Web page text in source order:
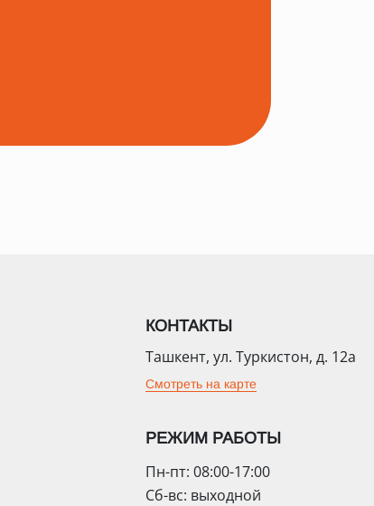
КОНТАКТЫ
Ташкент, ул. Туркистон, д. 12а
Смотреть на карте
РЕЖИМ РАБОТЫ
Пн-пт: 08:00-17:00
Сб-вс: выходной